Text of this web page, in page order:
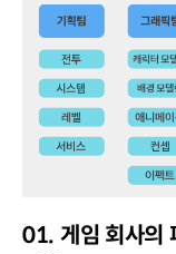
01. 게임 회사의